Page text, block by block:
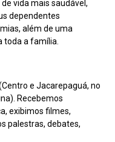
vida mais saudável,
dependentes
além de uma
a família.
e Jacarepaguá, no
Recebemos
exibimos filmes,
palestras, debates,